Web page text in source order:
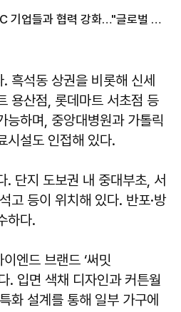
대우건설, 일본 LNG·EPC 기업들과 협력 강화…"글로벌 시장 공략 박차"
흑석동 상권을 비롯해 신세
용산점, 롯데마트 서초점 등
능하며, 중앙대병원과 가톨릭
시설도 인접해 있다.
. 단지 도보권 내 중대부초, 서
고 등이 위치해 있다. 반포·방
하다.
엔드 브랜드 ‘써밋
. 입면 색채 디자인과 커튼월
화 설계를 통해 일부 가구에